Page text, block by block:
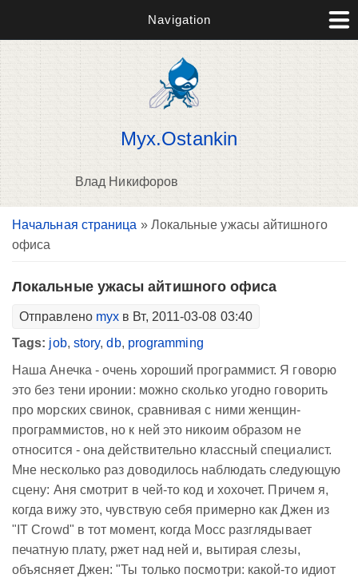
Navigation
Myx.Ostankin
Влад Никифоров
Вы здесь
Начальная страница » Локальные ужасы айтишного
офиса
Локальные ужасы айтишного офиса
Отправлено myx в Вт, 2011-03-08 03:40
Tags: job, story,db, programming
Наша Анечка - очень хороший программист. Я говорю
это без тени иронии: можно сколько угодно говорить
про морских свинок, сравнивая с ними женщин-
программистов, но к ней это никоим образом не
относится - она действительно классный специалист.
Мне несколько раз доводилось наблюдать следующую
сцену: Аня смотрит в чей-то код и хохочет. Причем я,
когда вижу это, чувствую себя примерно как Джен из
"IT Crowd" в тот момент, когда Мосс разглядывает
печатную плату, ржет над ней и, вытирая слезы,
объясняет Джен: "Ты только посмотри: какой-то идиот